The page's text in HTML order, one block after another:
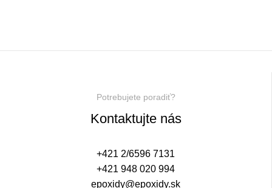
Potrebujete poradiť?
Kontaktujte nás
+421 2/6596 7131
+421 948 020 994
epoxidy@epoxidy.sk